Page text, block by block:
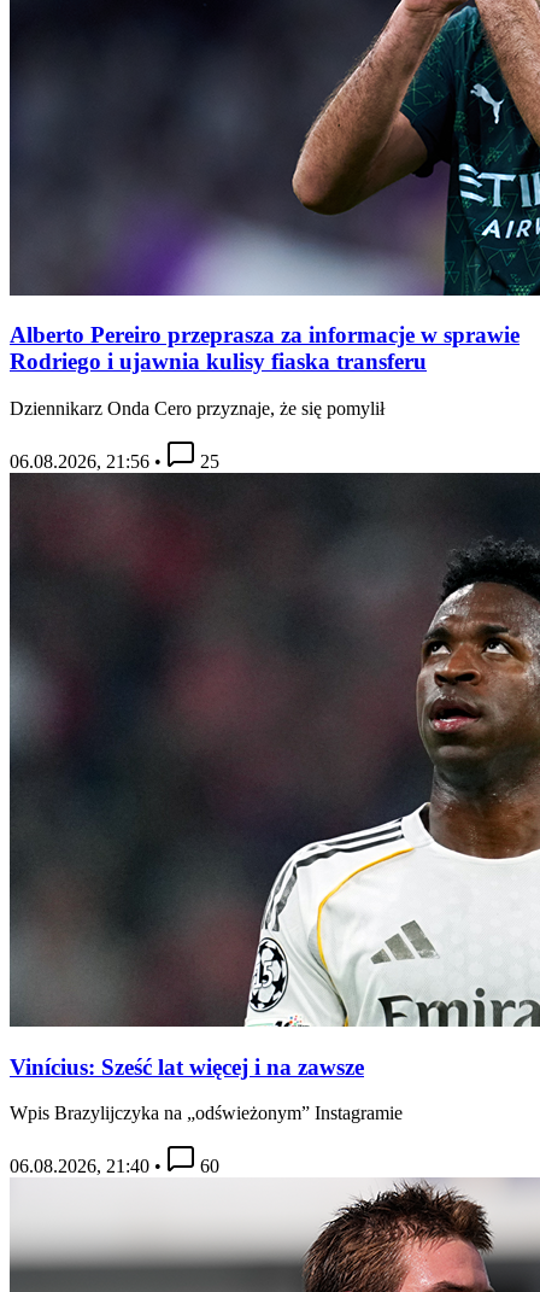
Alberto Pereiro przeprasza za informacje w sprawie
Rodriego i ujawnia kulisy fiaska transferu
Dziennikarz Onda Cero przyznaje, że się pomylił
06.08.2026, 21:56 • 25
Vinícius: Sześć lat więcej i na zawsze
Wpis Brazylijczyka na „odświeżonym” Instagramie
06.08.2026, 21:40 • 60